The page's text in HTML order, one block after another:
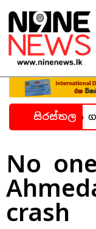
සිරස්තල
සිද්ධිය
No
crash